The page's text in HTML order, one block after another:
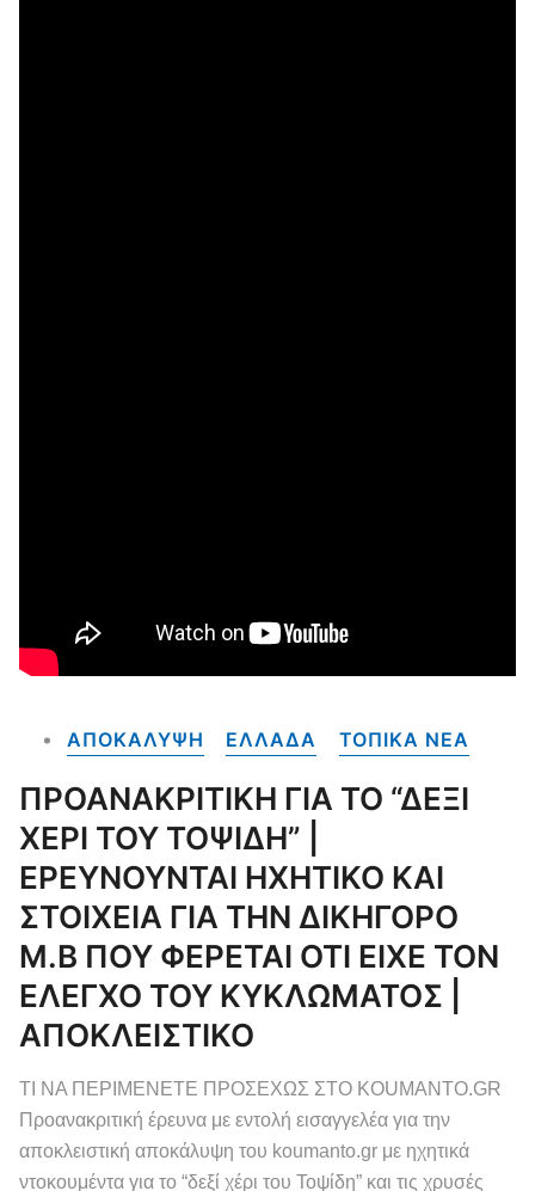
ΑΠΟΚΑΛΥΨΗ ΕΛΛΑΔΑ ΤΟΠΙΚΑ NEA
ΠΡΟΑΝΑΚΡΙΤΙΚΗ ΓΙΑ ΤΟ “ΔΕΞΙ
ΧΕΡΙ ΤΟΥ ΤΟΨΙΔΗ” |
ΕΡΕΥΝΟΥΝΤΑΙ ΗΧΗΤΙΚΟ ΚΑΙ
ΣΤΟΙΧΕΙΑ ΓΙΑ ΤΗΝ ΔΙΚΗΓΟΡΟ
Μ.Β ΠΟΥ ΦΕΡΕΤΑΙ ΟΤΙ ΕΙΧΕ ΤΟΝ
ΕΛΕΓΧΟ ΤΟΥ ΚΥΚΛΩΜΑΤΟΣ |
ΑΠΟΚΛΕΙΣΤΙΚΟ
ΤΙ ΝΑ ΠΕΡΙΜΕΝΕΤΕ ΠΡΟΣΕΧΩΣ ΣΤΟ KOUMANTO.GR
Προανακριτική έρευνα με εντολή εισαγγελέα για την
αποκλειστική αποκάλυψη του koumanto.gr με ηχητικά
ντοκουμέντα για το “δεξί χέρι του Τοψίδη” και τις χρυσές